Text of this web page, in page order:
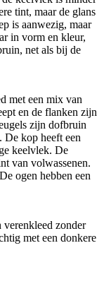
tint, maar de glans
is aanwezig, maar
in vorm en kleur,
net als bij de
met een mix van
en de flanken zijn
zijn dofbruin
De kop heeft een
keelvlek. De
van volwassenen.
ogen hebben een
zonder
met een donkere